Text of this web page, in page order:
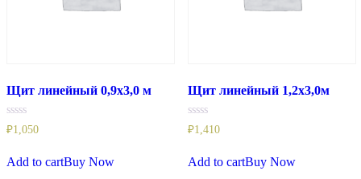
Щит линейный 0,9х3,0 м
Rated
0
of
5
₽1,050
Add to cartBuy Now
Щит линейный 1,2х3,0м
Rated
0
of
5
₽1,410
Add to cartBuy Now